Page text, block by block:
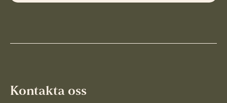
Kontakta oss